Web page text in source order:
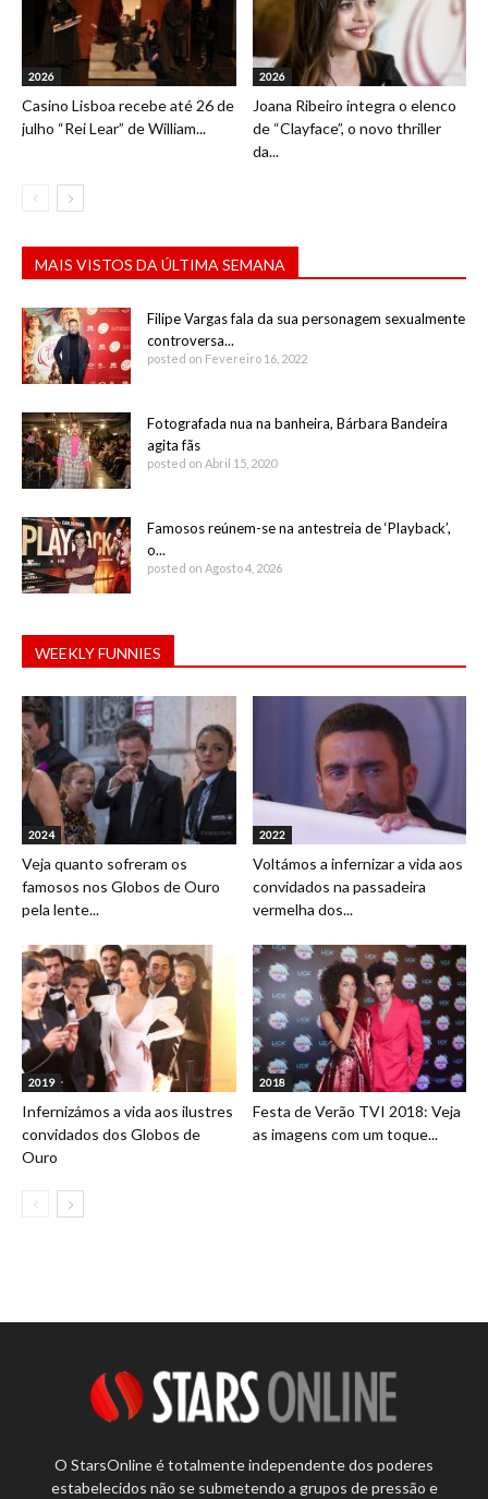
2026
Casino Lisboa recebe até 26 de
julho “Rei Lear” de William...
2026
Joana Ribeiro integra o elenco
de “Clayface”, o novo thriller
da...
MAIS VISTOS DA ÚLTIMA SEMANA
Filipe Vargas fala da sua personagem sexualmente
controversa...
posted on Fevereiro 16, 2022
Fotografada nua na banheira, Bárbara Bandeira
agita fãs
posted on Abril 15, 2020
Famosos reúnem-se na antestreia de ‘Playback’,
o...
posted on Agosto 4, 2026
WEEKLY FUNNIES
2024
Veja quanto sofreram os
famosos nos Globos de Ouro
pela lente...
2022
Voltámos a infernizar a vida aos
convidados na passadeira
vermelha dos...
2019
Infernizámos a vida aos ilustres
convidados dos Globos de
Ouro
2018
Festa de Verão TVI 2018: Veja
as imagens com um toque...
O StarsOnline é totalmente independente dos poderes
estabelecidos não se submetendo a grupos de pressão e